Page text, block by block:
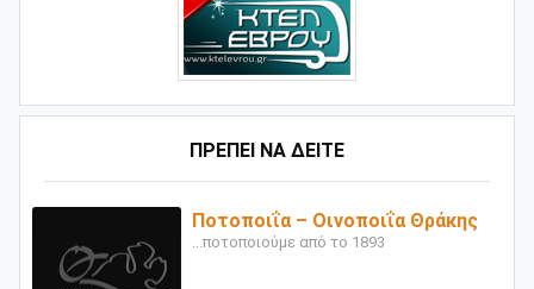
ΠΡΕΠΕΙ ΝΑ ΔΕΙΤΕ
Ποτοποιΐα – Οινοποιΐα Θράκης
...ποτοποιούμε από το 1893